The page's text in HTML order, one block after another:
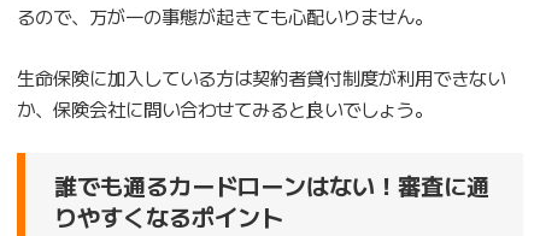
るので、万が一の事態が起きても心配いりません。
生命保険に加入している方は契約者貸付制度が利用できない
か、保険会社に問い合わせてみると良いでしょう。
誰でも通るカードローンはない！審査に通
りやすくなるポイント